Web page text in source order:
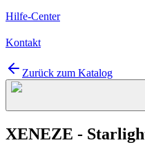
Hilfe-Center
Kontakt
Zurück zum Katalog
XENEZE -